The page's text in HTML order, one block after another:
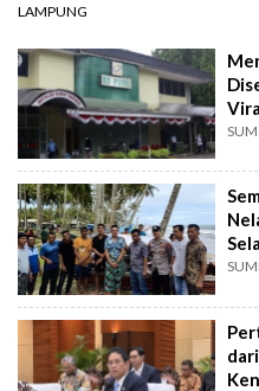
LAMPUNG